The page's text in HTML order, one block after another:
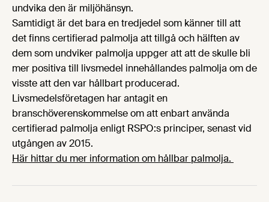
undvika den är miljöhänsyn.
Samtidigt är det bara en tredjedel som känner till att
det finns certifierad palmolja att tillgå och hälften av
dem som undviker palmolja uppger att att de skulle bli
mer positiva till livsmedel innehållandes palmolja om de
visste att den var hållbart producerad.
Livsmedelsföretagen har antagit en
branschöverenskommelse om att enbart använda
certifierad palmolja enligt RSPO:s principer, senast vid
utgången av 2015.
Här hittar du mer information om hållbar palmolja.